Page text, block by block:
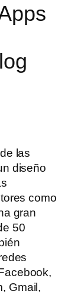
las
diseño
como
gran
50
Gmail,